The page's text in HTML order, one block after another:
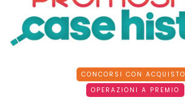
CONCORSI CON ACQUISTO
OPERAZIONI A PREMIO